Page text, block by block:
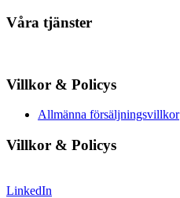
Våra tjänster
Villkor & Policys
Allmänna försäljningsvillkor
Villkor & Policys
LinkedIn